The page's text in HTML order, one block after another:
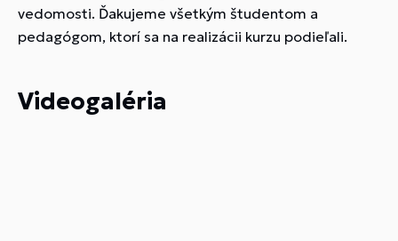
vedomosti. Ďakujeme všetkým študentom a
pedagógom, ktorí sa na realizácii kurzu podieľali.
Videogaléria